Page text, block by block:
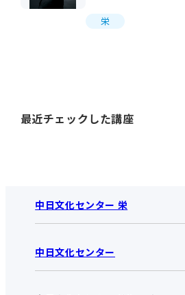
栄
最近チェックした講座
中日文化センター 栄
中日文化センター 栄HOME
お知らせ
中日文化センター